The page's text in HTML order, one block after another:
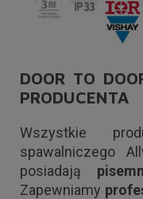
DOOR TO
PRODUCENTA
Wszystkie
spawalniczego
posiadają
Zapewniamy